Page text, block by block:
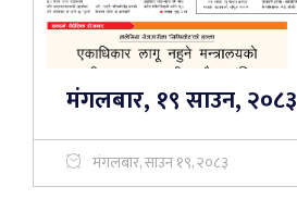
मंगलबार, १९ साउन, २०८३
मंगलबार, साउन १९, २०८३